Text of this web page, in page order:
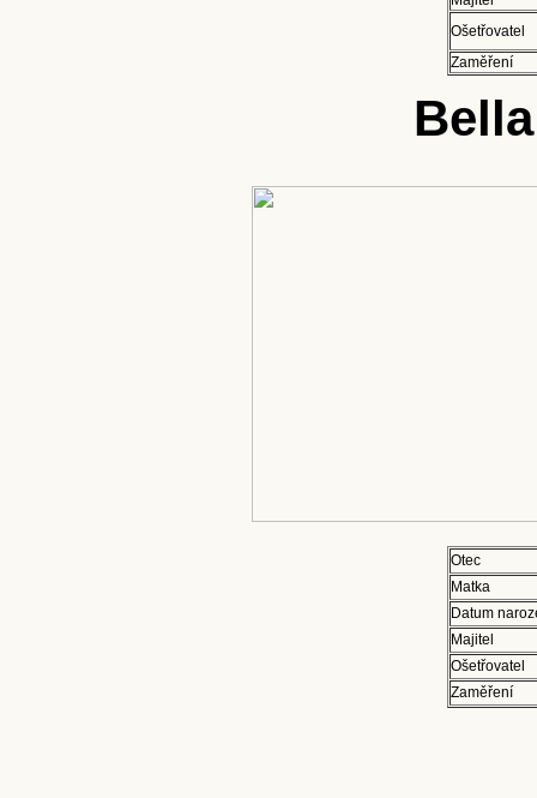
Ošetřovatel
Zaměření
Otec
Matka
Datum
Majitel
Ošetřovatel
Zaměření